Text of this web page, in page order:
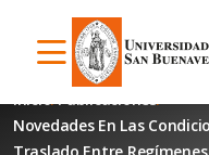
Inicio Publicaciones
Novedades En Las